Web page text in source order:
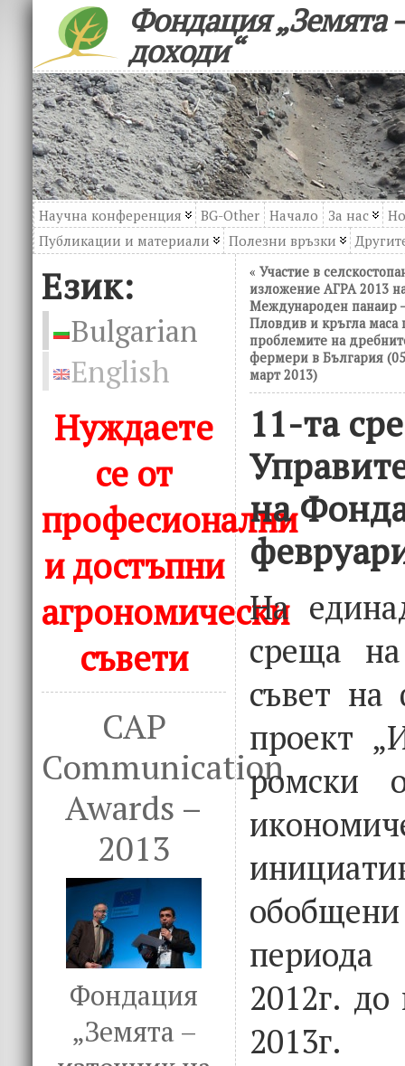
Фондация „Земята
доходи“
Научна конференция BG-Other Начало За нас
Публикации и материали
Полезни връзки
Език:
Bulgarian
English
Нуждаете
се от
професионални
и достъпни
агрономически
съвети
CAP
Communication
Awards –
2013
Фондация
„Земята –
« Участие в
изложение АГРА 2013
Международен панаир
Пловдив и кръгла маса
проблемите на
фермери в България
март 2013)
11-та
на
На
среща
съвет на
проект
ромски
обобщени
2012г.
2013г.